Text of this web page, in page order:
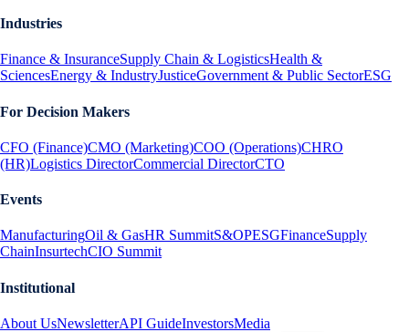
Industries
Finance & InsuranceSupply Chain & LogisticsHealth &
SciencesEnergy & IndustryJusticeGovernment & Public SectorESG
For Decision Makers
CFO (Finance)CMO (Marketing)COO (Operations)CHRO
(HR)Logistics DirectorCommercial DirectorCTO
Events
ManufacturingOil & GasHR SummitS&OPESGFinanceSupply
ChainInsurtechCIO Summit
Institutional
About UsNewsletterAPI GuideInvestorsMedia